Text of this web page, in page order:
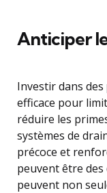
Anticiper
Investir dans des
efficace pour
réduire les
systèmes de
précoce et
peuvent être des
peuvent non